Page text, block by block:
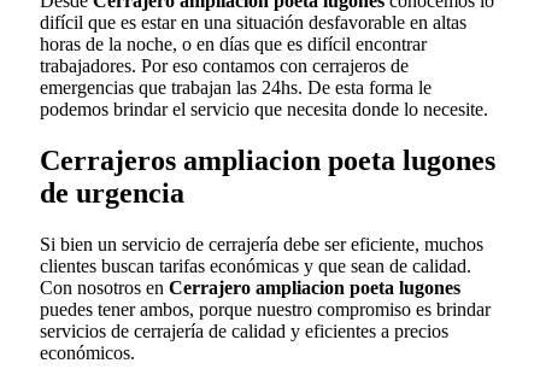
difícil que es estar en una situación desfavorable en altas
horas de la noche, o en días que es difícil encontrar
trabajadores. Por eso contamos con cerrajeros de
emergencias que trabajan las 24hs. De esta forma le
podemos brindar el servicio que necesita donde lo necesite.
Cerrajeros ampliacion poeta lugones
de urgencia
Si bien un servicio de cerrajería debe ser eficiente, muchos
clientes buscan tarifas económicas y que sean de calidad.
Con nosotros en Cerrajero ampliacion poeta lugones
puedes tener ambos, porque nuestro compromiso es brindar
servicios de cerrajería de calidad y eficientes a precios
económicos.